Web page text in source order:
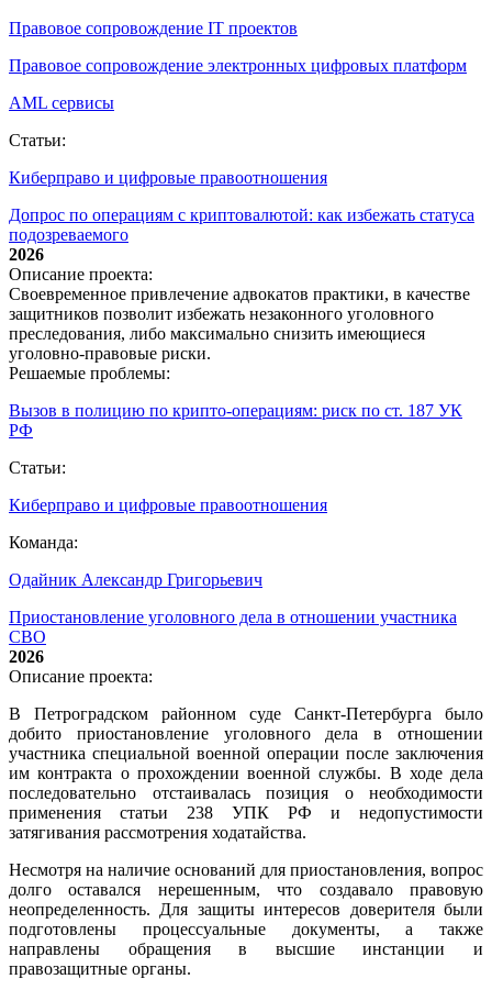
Правовое сопровождение IT проектов
Правовое сопровождение электронных цифровых платформ
AML сервисы
Статьи:
Киберправо и цифровые правоотношения
Допрос по операциям с криптовалютой: как избежать статуса
подозреваемого
2026
Описание проекта:
Своевременное привлечение адвокатов практики, в качестве
защитников позволит избежать незаконного уголовного
преследования, либо максимально снизить имеющиеся
уголовно-правовые риски.
Решаемые проблемы:
Вызов в полицию по крипто‑операциям: риск по ст. 187 УК
РФ
Статьи:
Киберправо и цифровые правоотношения
Команда:
Одайник Александр Григорьевич
Приостановление уголовного дела в отношении участника
СВО
2026
Описание проекта:
В Петроградском районном суде Санкт-Петербурга было
добито приостановление уголовного дела в отношении
участника специальной военной операции после заключения
им контракта о прохождении военной службы. В ходе дела
последовательно отстаивалась позиция о необходимости
применения статьи 238 УПК РФ и недопустимости
затягивания рассмотрения ходатайства.
Несмотря на наличие оснований для приостановления, вопрос
долго оставался нерешенным, что создавало правовую
неопределенность. Для защиты интересов доверителя были
подготовлены процессуальные документы, а также
направлены обращения в высшие инстанции и
правозащитные органы.